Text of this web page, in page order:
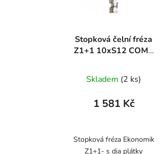
Stopková čelní fréza
Z1+1 10xS12 COMP
Skladem (2 ks)
1 581 Kč
Stopková fréza Ekonomik
Z1+1- s dia plátky